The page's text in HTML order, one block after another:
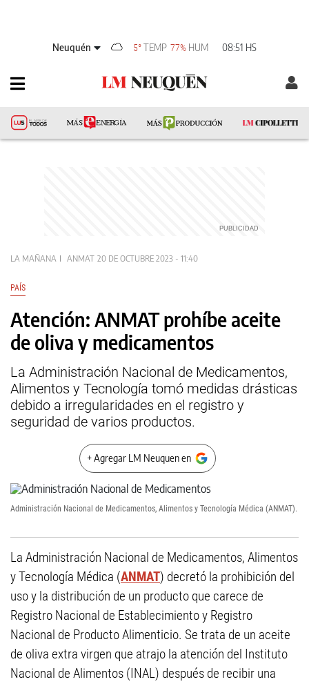
Neuquén 5° TEMP 77% HUM 08:51 HS
LA MAÑANA ANMAT 20 DE OCTUBRE 2023 - 11:40
PAÍS
Atención: ANMAT prohíbe aceite
de oliva y medicamentos
La Administración Nacional de Medicamentos,
Alimentos y Tecnología tomó medidas drásticas
debido a irregularidades en el registro y
seguridad de varios productos.
+ Agregar LM Neuquen en
Administración Nacional de Medicamentos, Alimentos y Tecnología Médica (ANMAT).
La Administración Nacional de Medicamentos, Alimentos
y Tecnología Médica (ANMAT) decretó la prohibición del
uso y la distribución de un producto que carece de
Registro Nacional de Establecimiento y Registro
Nacional de Producto Alimenticio. Se trata de un aceite
de oliva extra virgen que atrajo la atención del Instituto
Nacional de Alimentos (INAL) después de recibir una